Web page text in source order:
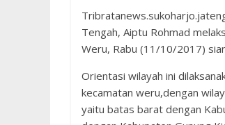
Tengah, Aiptu Rohmad
Weru, Rabu (11/10/2017)
Orientasi wilayah ini
kecamatan weru,dengan
yaitu batas barat dengan